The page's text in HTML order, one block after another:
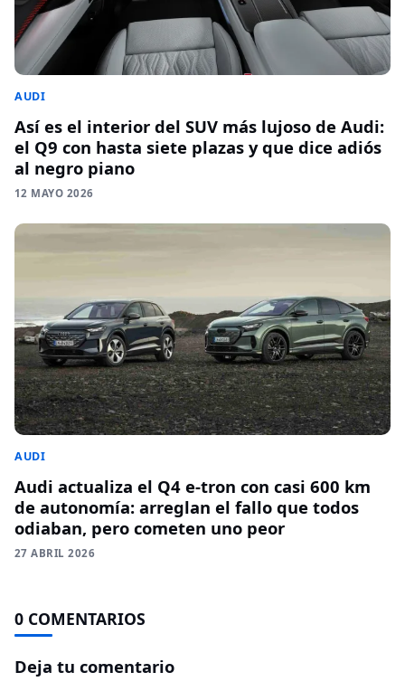
AUDI
Así es el interior del SUV más lujoso de Audi:
el Q9 con hasta siete plazas y que dice adiós
al negro piano
12 MAYO 2026
AUDI
Audi actualiza el Q4 e-tron con casi 600 km
de autonomía: arreglan el fallo que todos
odiaban, pero cometen uno peor
27 ABRIL 2026
0 COMENTARIOS
Deja tu comentario